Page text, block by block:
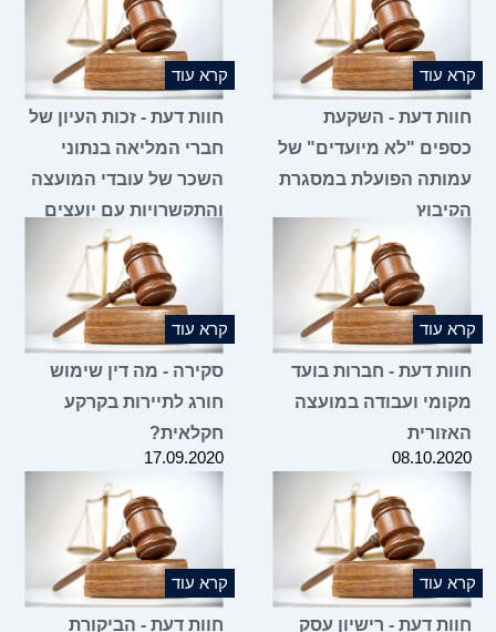
עוד
דעת - השקעת
"לא מיועדים" של
הפועלת במסגרת
קרא עוד
חוות דעת - זכות העיון של
חברי המליאה בנתוני
השכר של עובדי המועצה
והתקשרויות עם יועצים
עוד
דעת - חברות בועד
ועבודה במועצה
קרא עוד
סקירה - מה דין שימוש
חורג לתיירות בקרקע
חקלאית?
17.09.2020
עוד
דעת - רישיון עסק
קרא עוד
חוות דעת - הביקורת